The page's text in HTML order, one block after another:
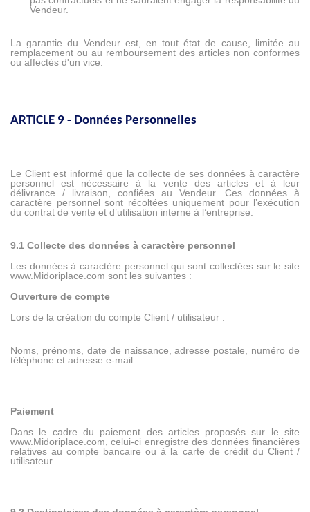
Vendeur.
La garantie du Vendeur est, en tout état de cause, limitée au
remplacement ou au remboursement des articles non conformes
ou affectés d'un vice.
ARTICLE 9 - Données Personnelles
Le Client est informé que la collecte de ses données à caractère
personnel est nécessaire à la vente des articles et à leur
délivrance / livraison, confiées au Vendeur. Ces données à
caractère personnel sont récoltées uniquement pour l’exécution
du contrat de vente et d’utilisation interne à l’entreprise.
9.1 Collecte des données à caractère personnel
Les données à caractère personnel qui sont collectées sur le site
www.Midoriplace.com sont les suivantes :
Ouverture de compte
Lors de la création du compte Client / utilisateur :
Noms, prénoms, date de naissance, adresse postale, numéro de
téléphone et adresse e-mail.
Paiement
Dans le cadre du paiement des articles proposés sur le site
www.Midoriplace.com, celui-ci enregistre des données financières
relatives au compte bancaire ou à la carte de crédit du Client /
utilisateur.